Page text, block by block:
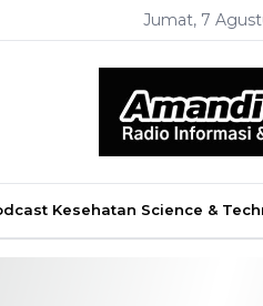
Jumat, 7
Kesehatan Science &